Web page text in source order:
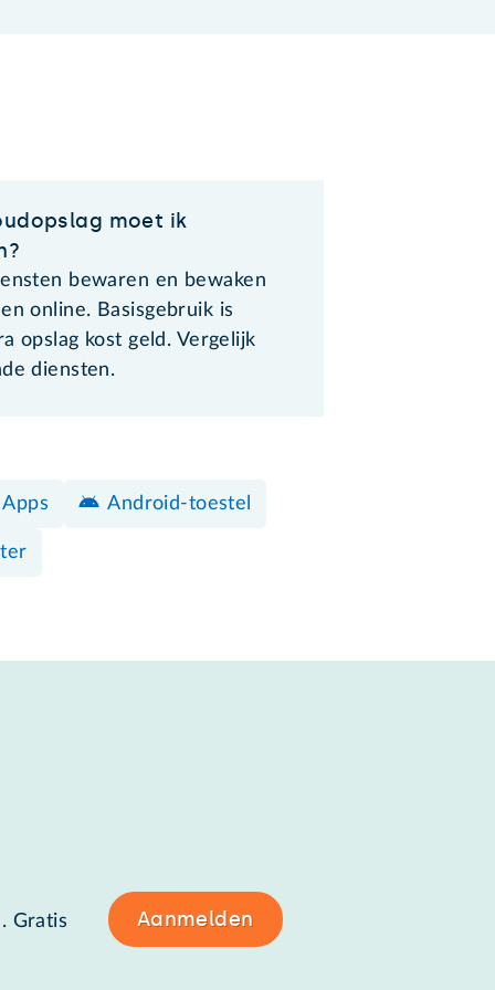
moet ik
bewaren en bewaken
online. Basisgebruik is
opslag kost geld. Vergelijk
diensten.
Android-toestel
Gratis Aanmelden